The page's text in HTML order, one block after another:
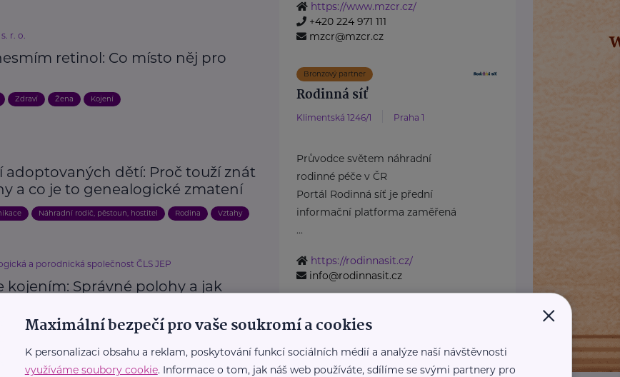
r. o.
retinol: Co místo něj pro
Zdraví Žena Kojení
adoptovaných dětí: Proč touží znát
a co je to genealogické zmatení
Náhradní rodič, pěstoun, hostitel Rodina Vztahy
a porodnická společnost ČLS JEP
kojením: Správné polohy a jak
Mateřství a rodičovství Žena
https://www.mzcr.cz/
+420 224 971 111
mzcr@mzcr.cz
Bronzový partner
Rodinná síť
Klimentská 1246/1 Praha 1
Průvodce světem náhradní
rodinné péče v ČR
Portál Rodinná síť je přední
informační platforma zaměřená
...
https://rodinnasit.cz/
info@rodinnasit.cz
Zobrazit přehled společností ×
Maximální bezpečí pro vaše soukromí a cookies
K personalizaci obsahu a reklam, poskytování funkcí sociálních médií a analýze naší návštěvnosti
využíváme soubory cookie. Informace o tom, jak náš web používáte, sdílíme se svými partnery pro